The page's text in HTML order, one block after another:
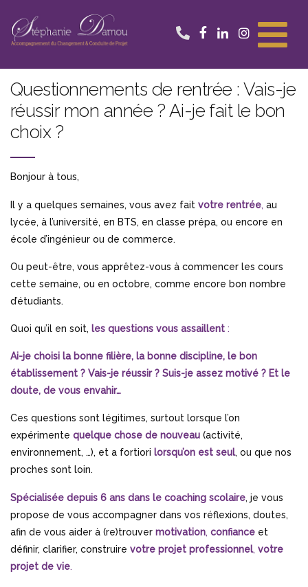
contenu
Questionnements de rentrée : Vais-je
réussir mon année ? Ai-je fait le bon
choix ?
Bonjour à tous,
Il y a quelques semaines, vous avez fait votre rentrée, au
lycée, à l’université, en BTS, en classe prépa, ou encore en
école d’ingénieur ou de commerce.
Ou peut-être, vous apprêtez-vous à commencer les cours
cette semaine, ou en octobre, comme encore bon nombre
d’étudiants.
Quoi qu’il en soit, les questions vous assaillent :
Ai-je choisi la bonne filière, la bonne discipline, le bon
établissement ? Vais-je réussir ? Suis-je assez motivé ? Et le
doute, de vous envahir…
Ces questions sont légitimes, surtout lorsque l’on
expérimente quelque chose de nouveau (activité,
environnement, …), et a fortiori lorsqu’on est seul, ou que nos
proches sont loin.
Spécialisée depuis 6 ans dans le coaching scolaire, je vous
propose de vous accompagner dans vos réflexions, doutes,
afin de vous aider à (re)trouver motivation, confiance et
définir, clarifier, construire votre projet professionnel, votre
projet de vie.